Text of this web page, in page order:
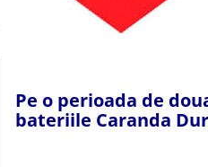
Pe o perioada de
bateriile Caranda